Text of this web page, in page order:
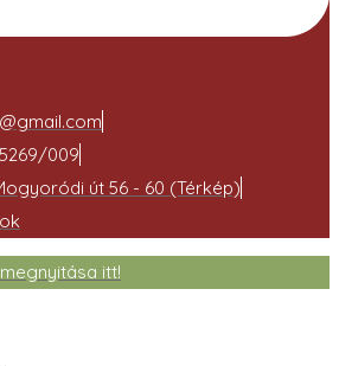
009
út 56 - 60 (Térkép)
itt!